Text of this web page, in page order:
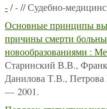
-/ - // Судебно-
Основные принципы
причины смерти
новообразованиями :
Старинский В.В.,
Данилова Т.В.,
— 2001.